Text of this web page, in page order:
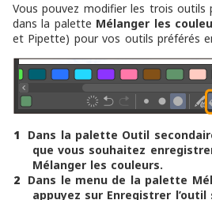
Vous pouvez modifier les trois outils
dans la palette Mélanger les
et Pipette) pour vos outils préférés
1
Dans la palette Outil
que vous souhaitez
Mélanger les couleurs.
2 Dans le menu de la palette
appuyez sur Enregistrer